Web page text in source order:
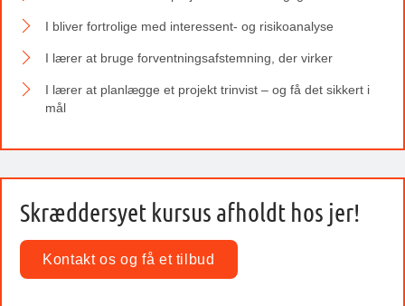
I bliver fortrolige med interessent- og risikoanalyse
I lærer at bruge forventningsafstemning, der virker
I lærer at planlægge et projekt trinvist – og få det sikkert i
mål
Skræddersyet kursus afholdt hos jer!
Kontakt os og få et tilbud